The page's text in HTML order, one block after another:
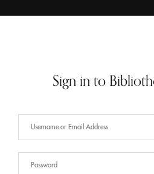
Sign in to